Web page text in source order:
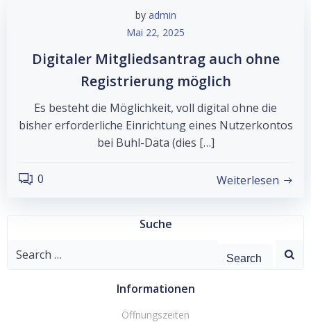
by admin
Mai 22, 2025
Digitaler Mitgliedsantrag auch ohne
Registrierung möglich
Es besteht die Möglichkeit, voll digital ohne die
bisher erforderliche Einrichtung eines Nutzerkontos
bei Buhl-Data (dies […]
0 Weiterlesen
Suche
Search
Informationen
Öffnungszeiten